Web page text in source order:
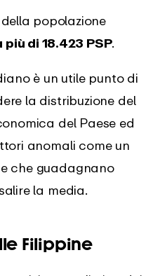
popolazione
di 18.423 PSP.
è un utile punto di
la distribuzione del
del Paese ed
anomali come un
che guadagnano
la media.
Filippine